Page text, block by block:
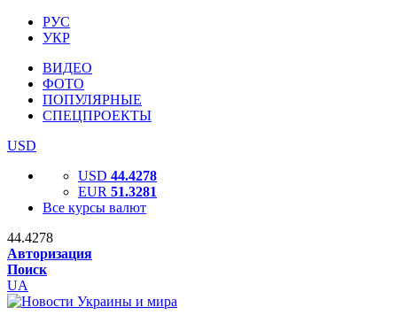
РУС
УКР
ВИДЕО
ФОТО
ПОПУЛЯРНЫЕ
СПЕЦПРОЕКТЫ
USD
USD 44.4278
EUR 51.3281
Все курсы валют
44.4278
Авторизация
Поиск
UA